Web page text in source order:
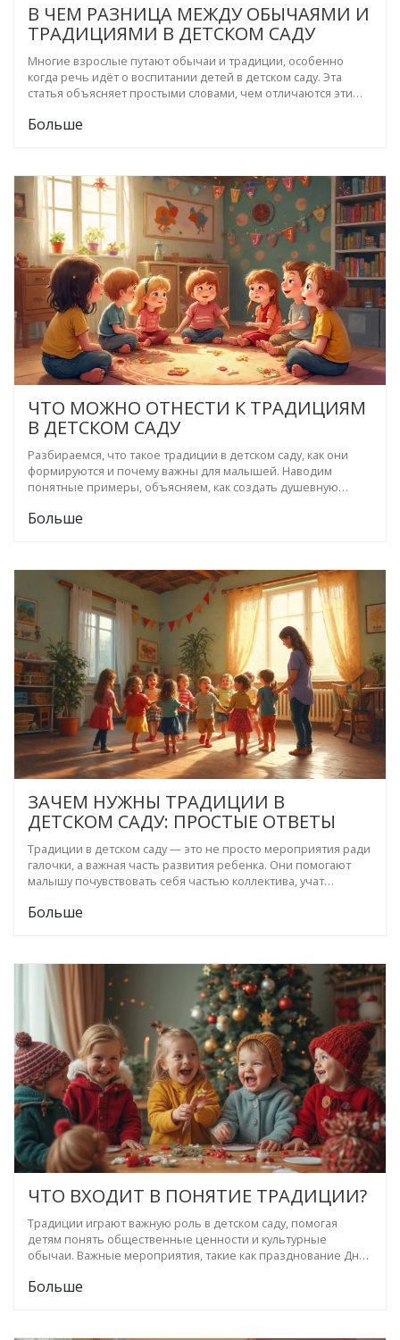
В ЧЕМ РАЗНИЦА МЕЖДУ ОБЫЧАЯМИ И
ТРАДИЦИЯМИ В ДЕТСКОМ САДУ
Многие взрослые путают обычаи и традиции, особенно
когда речь идёт о воспитании детей в детском саду. Эта
статья объясняет простыми словами, чем отличаются эти
примеры из жизни детских садов, а также даны советы для
которые делают атмосферу дружелюбной и интересной для
детей.
Больше
ЧТО МОЖНО ОТНЕСТИ К ТРАДИЦИЯМ
В ДЕТСКОМ САДУ
Разбираемся, что такое традиции в детском саду, как они
формируются и почему важны для малышей. Наводим
понятные примеры, объясняем, как создать душевную
традиций и делимся интересными фактами из жизни детских
Больше
ЗАЧЕМ НУЖНЫ ТРАДИЦИИ В
ДЕТСКОМ САДУ: ПРОСТЫЕ ОТВЕТЫ
Традиции в детском саду — это не просто мероприятия ради
галочки, а важная часть развития ребенка. Они помогают
малышу почувствовать себя частью коллектива, учат
традиции делают детсад комфортнее и безопаснее для
от них получает сам ребенок. Также дадим несколько
практических советов родителям и педагогам.
Больше
ЧТО ВХОДИТ В ПОНЯТИЕ ТРАДИЦИИ?
Традиции играют важную роль в детском саду, помогая
детям понять общественные ценности и культурные
обычаи. Важные мероприятия, такие как празднование Дня
принадлежности. Понятие традиции может включать в себя
традиции помогают в воспитании детей и поддержанию
Больше